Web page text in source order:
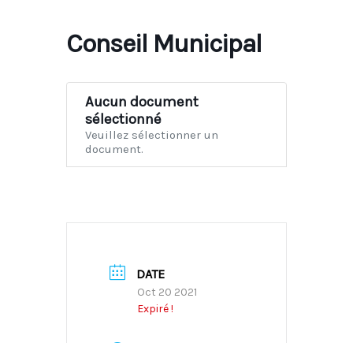
Conseil Municipal
Aucun document
sélectionné
Veuillez sélectionner un
document.
DATE
Oct 20 2021
Expiré !